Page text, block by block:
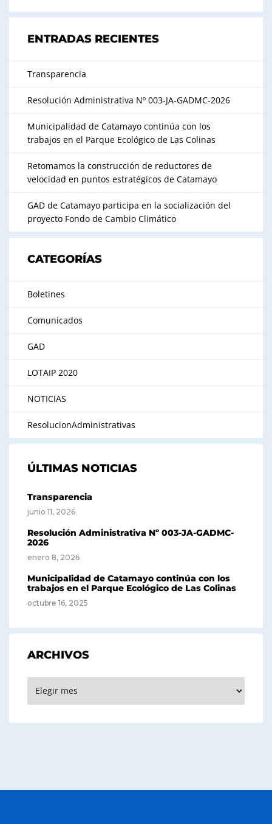
ENTRADAS RECIENTES
Transparencia
Resolución Administrativa Nº 003-JA-GADMC-2026
Municipalidad de Catamayo continúa con los
trabajos en el Parque Ecológico de Las Colinas
Retomamos la construcción de reductores de
velocidad en puntos estratégicos de Catamayo
GAD de Catamayo participa en la socialización del
proyecto Fondo de Cambio Climático
CATEGORÍAS
Boletines
Comunicados
GAD
LOTAIP 2020
NOTICIAS
ResolucionAdministrativas
ÚLTIMAS NOTICIAS
Transparencia
junio 11, 2026
Resolución Administrativa Nº 003-JA-GADMC-
2026
enero 8, 2026
Municipalidad de Catamayo continúa con los
trabajos en el Parque Ecológico de Las Colinas
octubre 16, 2025
ARCHIVOS